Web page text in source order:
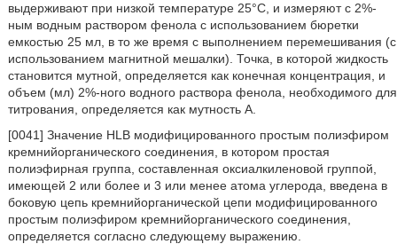
выдерживают при низкой температуре 25°С, и измеряют с 2%-
ным водным раствором фенола с использованием бюретки
емкостью 25 мл, в то же время с выполнением перемешивания (с
использованием магнитной мешалки). Точка, в которой жидкость
становится мутной, определяется как конечная концентрация, и
объем (мл) 2%-ного водного раствора фенола, необходимого для
титрования, определяется как мутность А.
[0041] Значение HLB модифицированного простым полиэфиром
кремнийорганического соединения, в котором простая
полиэфирная группа, составленная оксиалкиленовой группой,
имеющей 2 или более и 3 или менее атома углерода, введена в
боковую цепь кремнийорганической цепи модифицированного
простым полиэфиром кремнийорганического соединения,
определяется согласно следующему выражению.